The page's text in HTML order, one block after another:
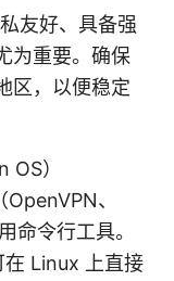
友好、具备强
为重要。确保
区，以便稳定
）
、
命令行工具。
Linux 上直接